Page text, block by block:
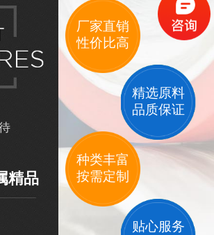
精品
厂家直销
性价比高
精选原料
品质保证
种类丰富
按需定制
贴心服务